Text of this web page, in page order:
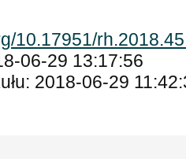
10.17951/
06-29 13:17:56
2018-06-29